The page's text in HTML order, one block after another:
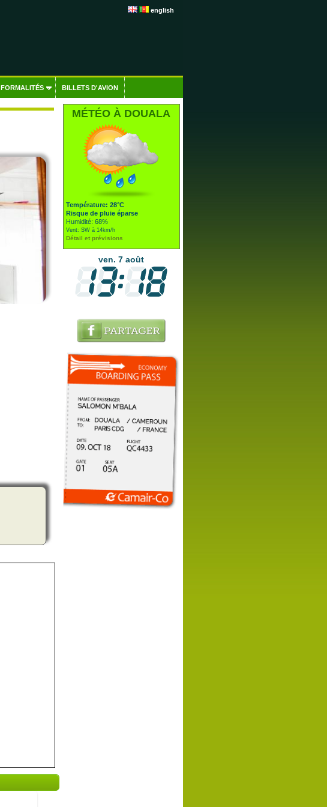
english
FORMALITÉS BILLETS D'AVION
MÉTÉO À DOUALA
Température: 28°C
Risque de pluie éparse
Humidité: 68%
Vent: SW à 14km/h
Détail et prévisions
ven. 7 août